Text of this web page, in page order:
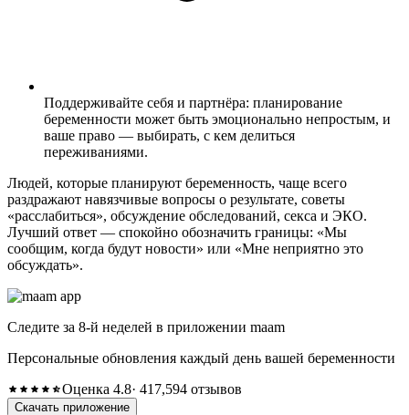
Поддерживайте себя и партнёра: планирование
беременности может быть эмоционально непростым, и
ваше право — выбирать, с кем делиться
переживаниями.
Людей, которые планируют беременность, чаще всего
раздражают навязчивые вопросы о результате, советы
«расслабиться», обсуждение обследований, секса и ЭКО.
Лучший ответ — спокойно обозначить границы: «Мы
сообщим, когда будут новости» или «Мне неприятно это
обсуждать».
Следите за 8-й неделей в приложении maam
Персональные обновления каждый день вашей беременности
Оценка 4.8· 417,594 отзывов
Скачать приложение